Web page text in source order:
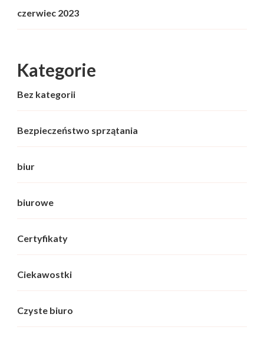
czerwiec 2023
Kategorie
Bez kategorii
Bezpieczeństwo sprzątania
biur
biurowe
Certyfikaty
Ciekawostki
Czyste biuro